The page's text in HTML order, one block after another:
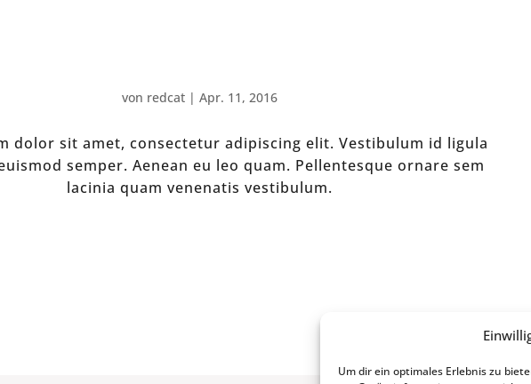
Um dir ein optimales Erlebnis zu
von redcat| Apr. 11, 2016
dolor sit amet, consectetur adipiscing elit. Vestibulum id ligula
semper. Aenean eu leo quam. Pellentesque ornare sem
lacinia quam venenatis vestibulum.